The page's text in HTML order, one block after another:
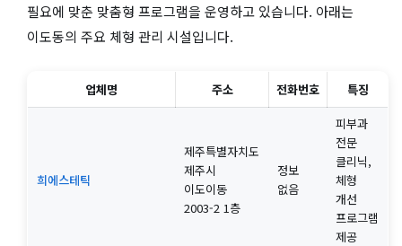
필요에 맞춘 맞춤형 프로그램을 운영하고 있습니다. 아래는
이도동의 주요 체형 관리 시설입니다.
업체명 주소 전화번호 특징
희에스테틱
제주특별자치도
제주시
이도이동
2003-2 1층
정보
없음
피부과
전문
클리닉,
체형
개선
프로그램
제공